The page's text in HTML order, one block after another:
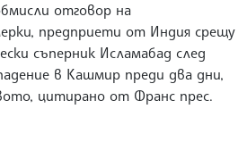
отговор на
предприети от Индия срещу
съперник Исламабад след
в Кашмир преди два дни,
цитирано от Франс прес.